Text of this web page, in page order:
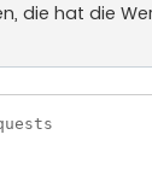
die hat die